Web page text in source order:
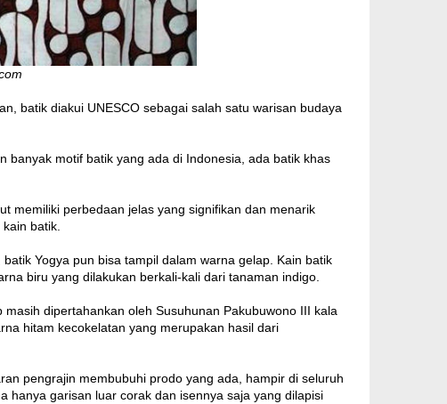
batik diakui UNESCO sebagai salah satu warisan budaya
banyak motif batik yang ada di Indonesia, ada batik khas
memiliki perbedaan jelas yang signifikan dan menarik
batik.
Yogya pun bisa tampil dalam warna gelap. Kain batik
biru yang dilakukan berkali-kali dari tanaman indigo.
dipertahankan oleh Susuhunan Pakubuwono III kala
hitam kecokelatan yang merupakan hasil dari
pengrajin membubuhi prodo yang ada, hampir di seluruh
hanya garisan luar corak dan isennya saja yang dilapisi